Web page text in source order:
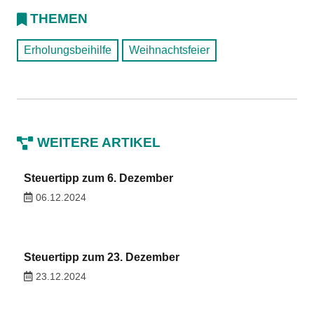
THEMEN
Erholungsbeihilfe Weihnachtsfeier
WEITERE ARTIKEL
Steuertipp zum 6. Dezember
06.12.2024
Steuertipp zum 23. Dezember
23.12.2024